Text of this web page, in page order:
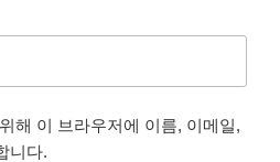
해 이 브라우저에 이름, 이메일,
니다.